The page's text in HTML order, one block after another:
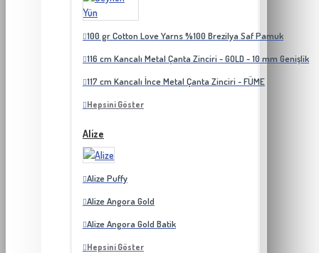
100 gr Cotton Love Yarns %100 Brezilya Saf Pamuk
116 cm Kancalı Metal Çanta Zinciri - GOLD - 10 mm Genişlik
117 cm Kancalı İnce Metal Çanta Zinciri - FÜME
Hepsini Göster
Alize
Alize Puffy
Alize Angora Gold
Alize Angora Gold Batik
Hepsini Göster